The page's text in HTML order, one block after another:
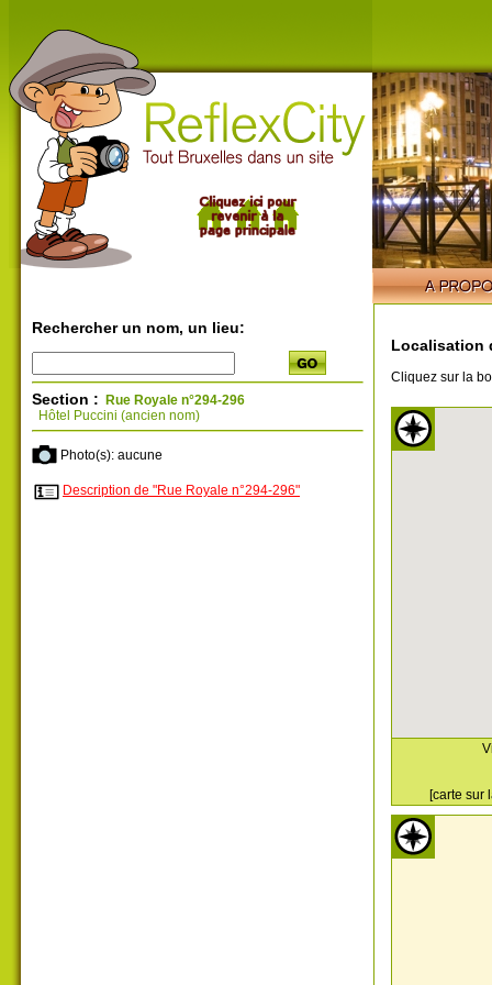
Rechercher un nom, un lieu:
Section : Rue Royale n°294-296
Hôtel Puccini (ancien nom)
Photo(s): aucune
Description de "Rue Royale n°294-296"
Localisation
Cliquez sur la
[carte sur